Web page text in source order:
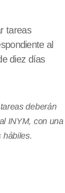
tareas
al
diez días
deberán
INYM, con una
hábiles.